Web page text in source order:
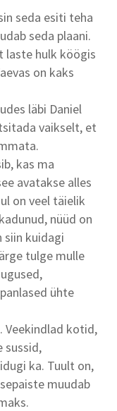
seda esiti teha
seda plaani.
laste hulk köögis
on kaks
läbi Daniel
vaikselt, et
kas ma
avatakse alles
on veel täielik
nüüd on
siin kuidagi
tulge mulle
ühte
Veekindlad kotid,
sussid,
ka. Tuult on,
muudab